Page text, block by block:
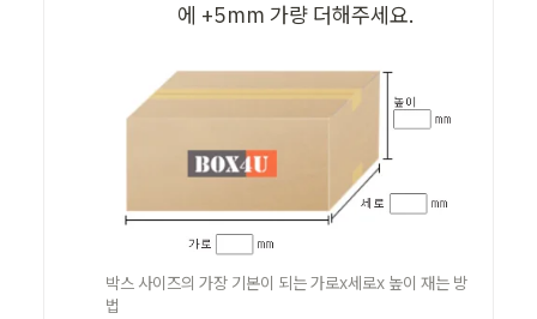
에 +5mm 가량 더해주세요.
박스 사이즈의 가장 기본이 되는 가로x세로x 높이 재는 방
법